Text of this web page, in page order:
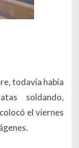
todavía había
soldando,
el viernes